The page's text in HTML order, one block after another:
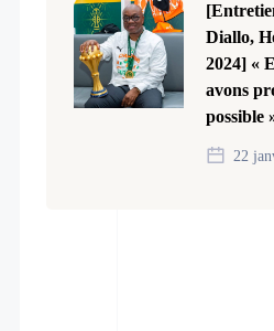
Diallo,
2024] «
avons
possible
22